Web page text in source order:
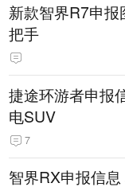
新款智界R7申
把手
捷途环游者申报
电SUV
7
智界RX申报信